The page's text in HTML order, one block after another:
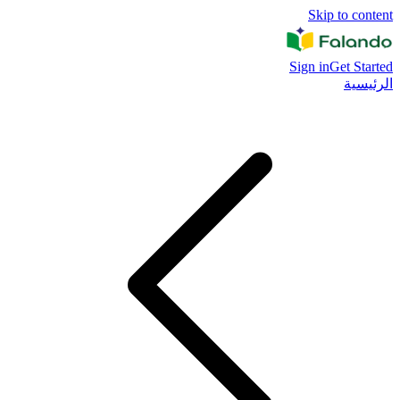
Skip to content
Sign inGet Started
الرئيسية